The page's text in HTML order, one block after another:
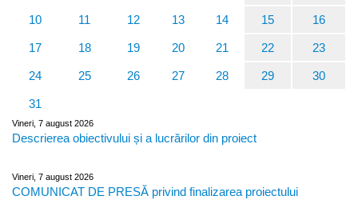
10 11 12 13 14 15 16
17 18 19 20 21 22 23
24 25 26 27 28 29 30
31
Vineri, 7 august 2026
Descrierea obiectivului și a lucrărilor din proiect
Vineri, 7 august 2026
COMUNICAT DE PRESĂ privind finalizarea proiectului